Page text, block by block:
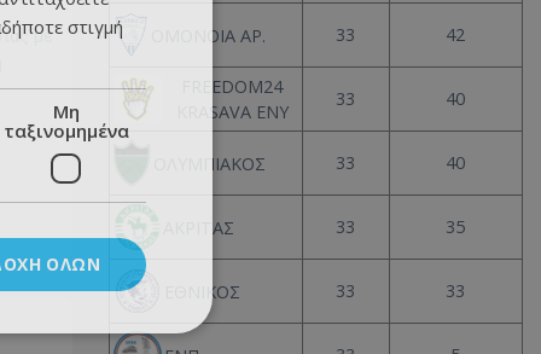
με
ΟΜΟΝΟΙΑ ΑΡ. 33 42
FREEDOM24
KRASAVA ΕΝΥ
33 40
ΟΛΥΜΠΙΑΚΟΣ 33 40
ΑΚΡΙΤΑΣ 33 35
ΕΘΝΙΚΟΣ 33 33
στιγμή
Μη
ταξινομημένα
ΌΛΩΝ